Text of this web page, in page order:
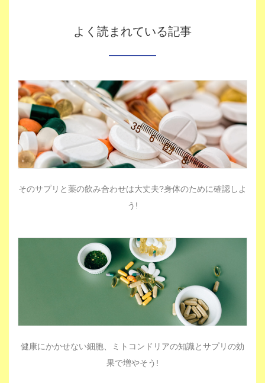
よく読まれている記事
そのサプリと薬の飲み合わせは大丈夫?身体のために確認しよ
う!
健康にかかせない細胞、ミトコンドリアの知識とサプリの効
果で増やそう!